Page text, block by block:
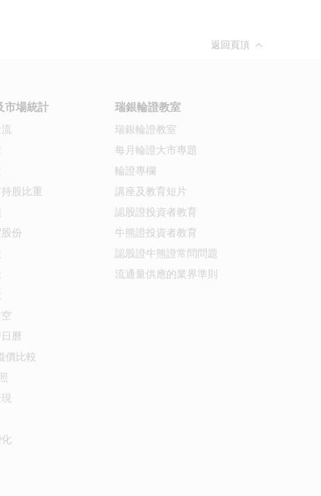
返回頁頂
市場統計
股比重
份
曆
價比較
瑞銀輪證教室
瑞銀輪證教室
每月輪證大市專題
輪證專欄
講座及教育短片
認股證投資者教育
牛熊證投資者教育
認股證牛熊證常問問題
流通量供應的業界準則